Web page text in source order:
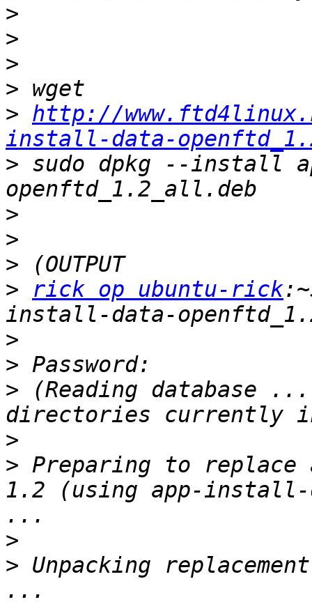
>
>
>
>
> http://
install-data-
> sudo dpkg --install
>
>
>
>
rick op ubuntu-rick
>
>
> (Reading database
>
> Preparing to
1.2 (using app-install-
>
> Unpacking